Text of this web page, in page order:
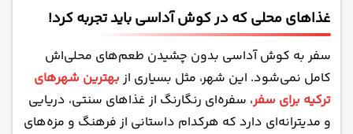
غذاهای محلی که در کوش آداسی باید تجربه کرد!
سفر به کوش آداسی بدون چشیدن طعم‌های محلی‌اش
کامل نمی‌شود. این شهر، مثل بسیاری ازبهترین شهرهای
ترکیه برای سفر، سفره‌ای رنگارنگ از غذاهای سنتی، دریایی
و مدیترانه‌ای دارد که هرکدام داستانی از فرهنگ و مزه‌های